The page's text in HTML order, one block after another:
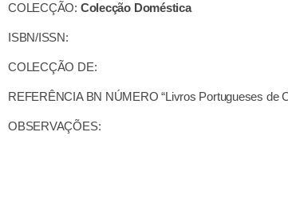
COLECÇÃO: Colecção Doméstica
ISBN/ISSN:
COLECÇÃO DE:
REFERÊNCIA BN NÚMERO “Livros Portugueses de
OBSERVAÇÕES: